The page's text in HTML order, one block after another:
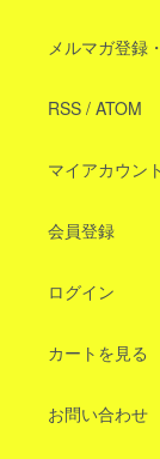
メルマガ登録
RSS / ATOM
マイアカウント
会員登録
ログイン
カートを見る
お問い合わせ